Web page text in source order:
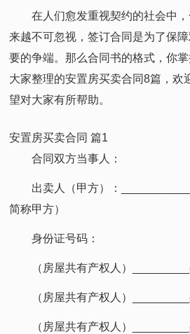
在人们愈发重视契约的社会中
来越不可忽视，签订合同是为了保
要的争端。那么合同书的格式，你
大家整理的安置房买卖合同8篇，欢
望对大家有所帮助。
安置房买卖合同 篇1
合同双方当事人：
出卖人（甲方）：
简称甲方）
身份证号码：
（房屋共有产权人）
（房屋共有产权人）
（房屋共有产权人）